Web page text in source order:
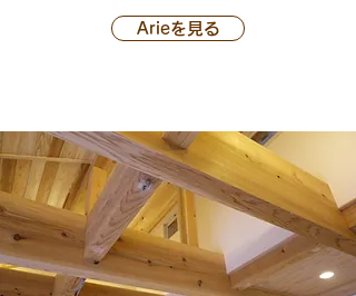
Arieを見る